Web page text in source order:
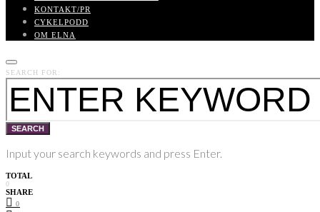
KONTAKT/PR
CYKELPODD
OM ELNA
SEARCH FOR:
SEARCH
Input your search keywords and press Enter.
TOTAL
0
SHARE
0